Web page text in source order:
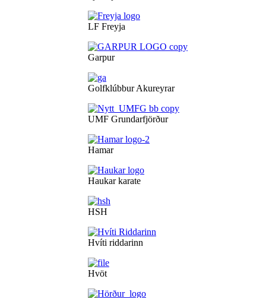
LF Freyja
Garpur
Golfklúbbur Akureyrar
UMF Grundarfjörður
Hamar
Haukar karate
HSH
Hvíti riddarinn
Hvöt